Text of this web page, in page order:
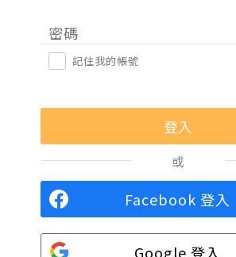
密碼
記住我的帳號
或
Facebook 登入
Google 登入